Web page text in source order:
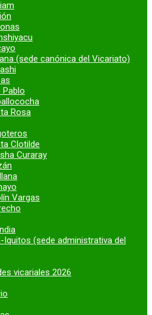
(sede canónica del Vicariato)
Pablo
Rosa
Clotilde
Curaray
Vargas
Iquitos (sede administrativa del
vicariales 2026